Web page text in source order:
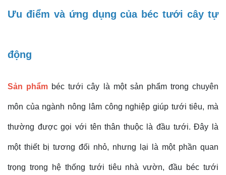
Ưu điểm và ứng dụng của béc tưới cây tự
động
Sản phẩm béc tưới cây là một sản phẩm trong chuyên
môn của ngành nông lâm công nghiệp giúp tưới tiêu, mà
thường được gọi với tên thân thuộc là đầu tưới. Đây là
một thiết bị tương đối nhỏ, nhưng lại là một phần quan
trọng trong hệ thống tưới tiêu nhà vườn, đầu béc tưới